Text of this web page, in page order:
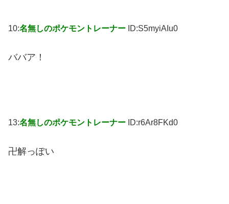
10:名無しのポケモントレーナー ID:S5myiAIu0
ババア！
13:名無しのポケモントレーナー ID:r6Ar8FKd0
卍解っぽい